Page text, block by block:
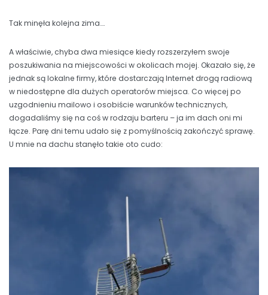
Tak minęła kolejna zima….
A właściwie, chyba dwa miesiące kiedy rozszerzyłem swoje
poszukiwania na miejscowości w okolicach mojej. Okazało się, że
jednak są lokalne firmy, które dostarczają Internet drogą radiową
w niedostępne dla dużych operatorów miejsca. Co więcej po
uzgodnieniu mailowo i osobiście warunków technicznych,
dogadaliśmy się na coś w rodzaju barteru – ja im dach oni mi
łącze. Parę dni temu udało się z pomyślnością zakończyć sprawę.
U mnie na dachu stanęło takie oto cudo: